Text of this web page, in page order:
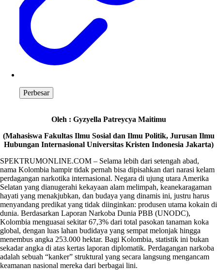
Perbesar
Oleh : Gyzyella Patreycya Maitimu
(Mahasiswa Fakultas Ilmu Sosial dan Ilmu Politik, Jurusan Ilmu
Hubungan Internasional Universitas Kristen Indonesia Jakarta)
SPEKTRUMONLINE.COM – Selama lebih dari setengah abad,
nama Kolombia hampir tidak pernah bisa dipisahkan dari narasi kelam
perdagangan narkotika internasional. Negara di ujung utara Amerika
Selatan yang dianugerahi kekayaan alam melimpah, keanekaragaman
hayati yang menakjubkan, dan budaya yang dinamis ini, justru harus
menyandang predikat yang tidak diinginkan: produsen utama kokain di
dunia. Berdasarkan Laporan Narkoba Dunia PBB (UNODC),
Kolombia menguasai sekitar 67,3% dari total pasokan tanaman koka
global, dengan luas lahan budidaya yang sempat melonjak hingga
menembus angka 253.000 hektar. Bagi Kolombia, statistik ini bukan
sekadar angka di atas kertas laporan diplomatik. Perdagangan narkoba
adalah sebuah “kanker” struktural yang secara langsung mengancam
keamanan nasional mereka dari berbagai lini.